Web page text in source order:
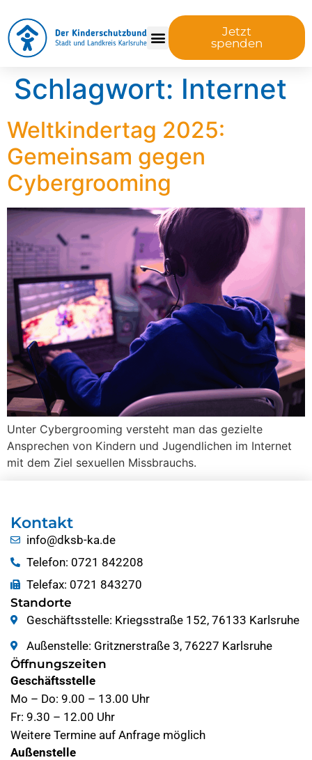
Jetzt
spenden
Schlagwort: Internet
Weltkindertag 2025:
Gemeinsam gegen
Cybergrooming
Unter Cybergrooming versteht man das gezielte
Ansprechen von Kindern und Jugendlichen im Internet
mit dem Ziel sexuellen Missbrauchs.
Kontakt
info@dksb-ka.de
Telefon: 0721 842208
Telefax: 0721 843270
Standorte
Geschäftsstelle: Kriegsstraße 152, 76133 Karlsruhe
Außenstelle: Gritznerstraße 3, 76227 Karlsruhe
Öffnungszeiten
Geschäftsstelle
Mo – Do: 9.00 – 13.00 Uhr
Fr: 9.30 – 12.00 Uhr
Weitere Termine auf Anfrage möglich
Außenstelle